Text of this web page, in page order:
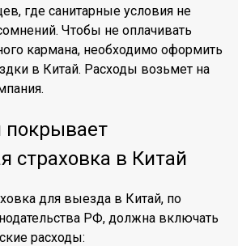
где санитарные условия не
Чтобы не оплачивать
кармана, необходимо оформить
в Китай. Расходы возьмет на
покрывает
страховка в Китай
для выезда в Китай, по
РФ, должна включать
расходы: